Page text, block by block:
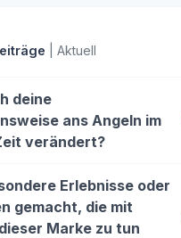
| Aktuell
deine
ans Angeln im
verändert?
Erlebnisse oder
gemacht, die mit
Marke zu tun